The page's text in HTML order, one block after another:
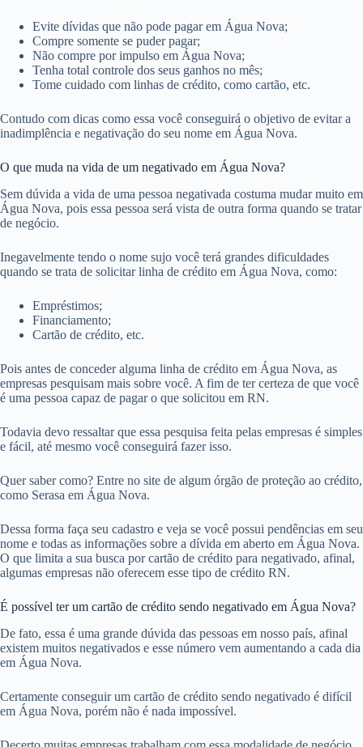
Evite dívidas que não pode pagar em Água Nova;
Compre somente se puder pagar;
Não compre por impulso em Água Nova;
Tenha total controle dos seus ganhos no mês;
Tome cuidado com linhas de crédito, como cartão, etc.
Contudo com dicas como essa você conseguirá o objetivo de evitar a
inadimplência e negativação do seu nome em Água Nova.
O que muda na vida de um negativado em Água Nova?
Sem dúvida a vida de uma pessoa negativada costuma mudar muito em
Água Nova, pois essa pessoa será vista de outra forma quando se tratar
de negócio.
Inegavelmente tendo o nome sujo você terá grandes dificuldades
quando se trata de solicitar linha de crédito em Água Nova, como:
Empréstimos;
Financiamento;
Cartão de crédito, etc.
Pois antes de conceder alguma linha de crédito em Água Nova, as
empresas pesquisam mais sobre você. A fim de ter certeza de que você
é uma pessoa capaz de pagar o que solicitou em RN.
Todavia devo ressaltar que essa pesquisa feita pelas empresas é simples
e fácil, até mesmo você conseguirá fazer isso.
Quer saber como? Entre no site de algum órgão de proteção ao crédito,
como Serasa em Água Nova.
Dessa forma faça seu cadastro e veja se você possui pendências em seu
nome e todas as informações sobre a dívida em aberto em Água Nova.
O que limita a sua busca por cartão de crédito para negativado, afinal,
algumas empresas não oferecem esse tipo de crédito RN.
É possível ter um cartão de crédito sendo negativado em Água Nova?
De fato, essa é uma grande dúvida das pessoas em nosso país, afinal
existem muitos negativados e esse número vem aumentando a cada dia
em Água Nova.
Certamente conseguir um cartão de crédito sendo negativado é difícil
em Água Nova, porém não é nada impossível.